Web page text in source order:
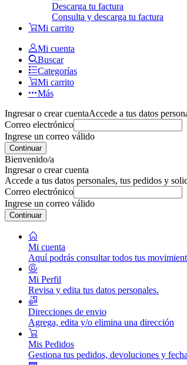
Descarga tu factura
Consulta y descarga tu factura
Mi carrito
Mi cuenta
Buscar
Categorías
Mi carrito
Más
Ingresar o crear cuentaAccede a tus datos
Correo electrónico
Ingrese un correo válido
Continuar
Bienvenido/a
Ingresar o crear cuenta
Accede a tus datos personales, tus pedidos y
Correo electrónico
Ingrese un correo válido
Continuar
Mi cuenta
Aquí podrás consultar todos tus
Mi Perfil
Revisa y edita tus datos personales.
Direcciones de envio
Agrega, edita y/o elimina una dirección
Mis Pedidos
Gestiona tus pedidos, devoluciones y